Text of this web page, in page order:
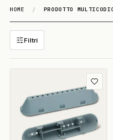
HOME / PRODOTTO
799111
Filtri